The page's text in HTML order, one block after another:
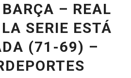
– REAL
SERIE ESTÁ
(71-69) –